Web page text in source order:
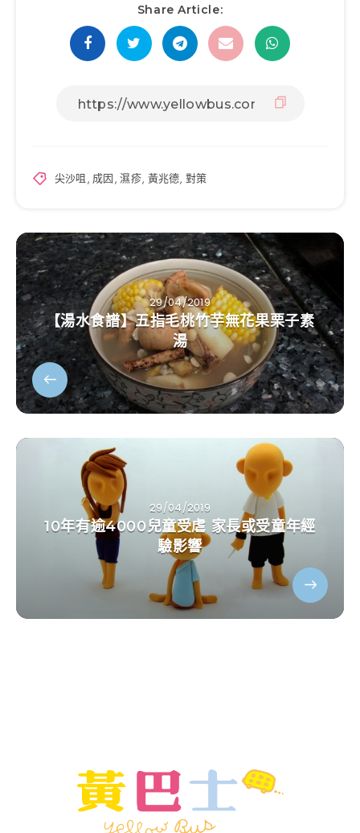
Share Article:
尖沙咀, 成因,濕疹, 黃兆德,對策
29/04/2019
【湯水食譜】五指毛桃竹芋無花果栗子素
湯
29/04/2019
10年有逾4000兒童受虐 家長或受童年經
驗影響